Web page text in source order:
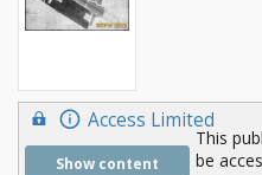
Access Limited
Show content
This
be